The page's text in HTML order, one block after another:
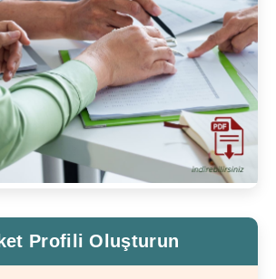
Profili Oluşturun